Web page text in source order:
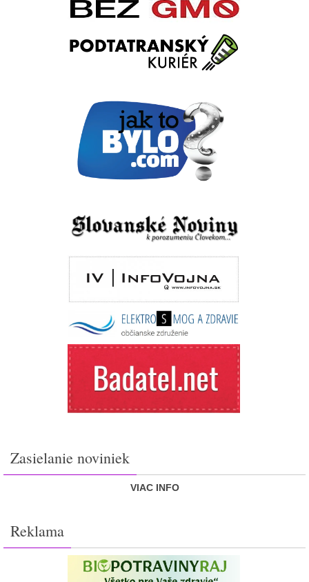
Zasielanie noviniek
VIAC INFO
Reklama